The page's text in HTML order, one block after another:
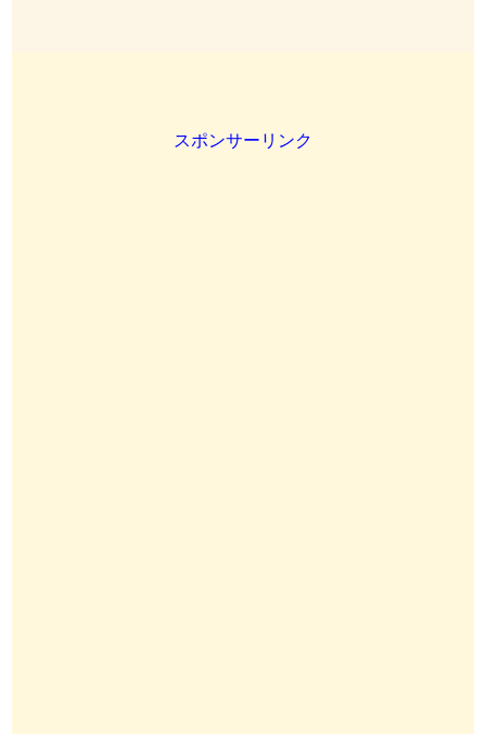
スポンサーリンク